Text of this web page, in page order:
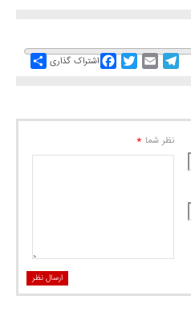
Share اشتراک گذاری
FacebookTwitterEmail
Telegram
نظر شما *
ارسال نظر